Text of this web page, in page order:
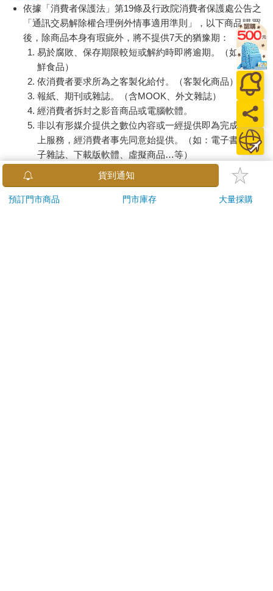
依據「消費者保護法」第19條及行政院消費者保護處公告之
「通訊交易解除權合理例外情事適用準則」，以下商品購買
後，除商品本身有瑕疵外，將不提供7天的猶豫期：
易於腐敗、保存期限較短或解約時即將逾期。（如：生
鮮食品）
依消費者要求所為之客製化給付。（客製化商品）
報紙、期刊或雜誌。（含MOOK、外文雜誌）
經消費者拆封之影音商品或電腦軟體。
非以有形媒介提供之數位內容或一經提供即為完成之線
上服務，經消費者事先同意始提供。（如：電子書、電
子雜誌、下載版軟體、虛擬商品…等）
已拆封之個人衛生用品。（如：內衣褲、刮鬍刀、除毛
若非上列種類商品，均享有到貨7天的猶豫期（含例假
貨到通知
預訂門市商品 門市庫存 大量採購